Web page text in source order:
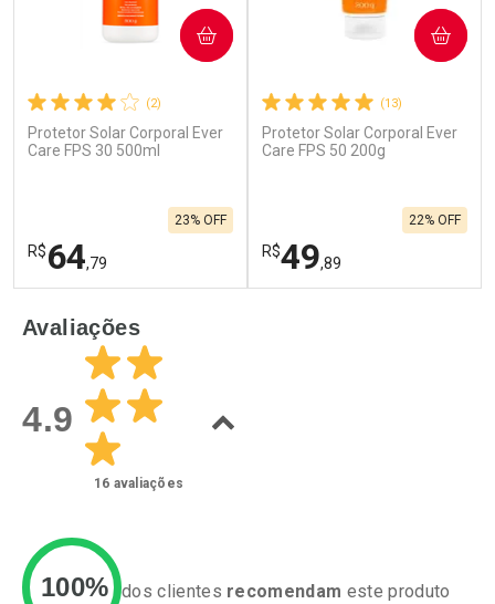
Ativar Desconto
Comprar sem Desconto
Por R$ 125,59/cada
Ativar Desconto
Comprar sem Desconto
(2)
Protetor Solar Corporal Ever
Care FPS 30 500ml
R$64,79
23% OFF
COMPRAR
Laboratório
Por Menos
(13)
Protetor Solar Corporal Ever
Care FPS 50 200g
R$49,89
22% OFF
COMPRAR
Avaliações
4.9
16 avaliações
100% dos clientes recomendam este produto